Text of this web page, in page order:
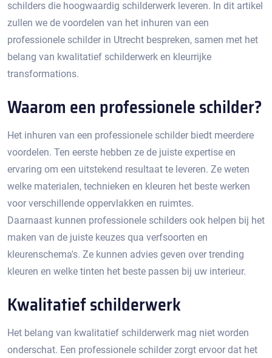
schilders die hoogwaardig schilderwerk leveren.​ In dit artikel
zullen we de voordelen van het inhuren van een
professionele schilder in Utrecht bespreken, samen met het
belang van kwalitatief schilderwerk en kleurrijke
transformations.
Waarom een professionele schilder?
Het inhuren van een professionele schilder biedt meerdere
voordelen.​ Ten eerste hebben ze de juiste expertise en
ervaring om een uitstekend resultaat te leveren.​ Ze weten
welke materialen, technieken en kleuren het beste werken
voor verschillende oppervlakken en ruimtes.
Daarnaast kunnen professionele schilders ook helpen bij het
maken van de juiste keuzes qua verfsoorten en
kleurenschema's.​ Ze kunnen advies geven over trending
kleuren en welke tinten het beste passen bij uw interieur.​
Kwalitatief schilderwerk
Het belang van kwalitatief schilderwerk mag niet worden
onderschat.​ Een professionele schilder zorgt ervoor dat het